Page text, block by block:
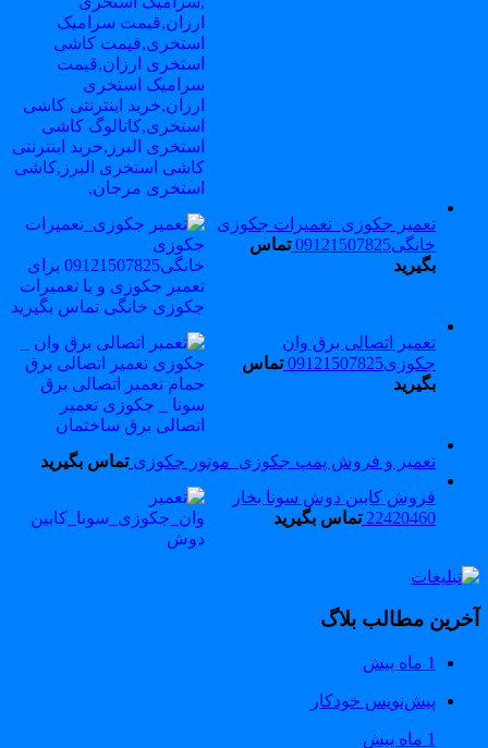
تعمیر جکوزی_تعمیرات جکوزی
خانگی09121507825
تماس
بگیرید
تعمیر اتصالی برق وان
جکوزی09121507825
تماس
بگیرید
تعمیر و فروش پمپ جکوزی_موتور جکوزی تماس بگیرید
فروش کابین دوش سونا بخار
22420460 تماس بگیرید
مطالب بلاگ
1 ماه پیش
پیش‌نویس خودکار